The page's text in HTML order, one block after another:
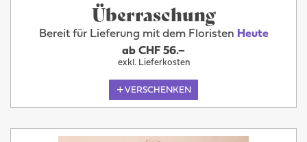
Überraschung
Bereit für Lieferung mit dem Floristen Heute
ab CHF 56.–
exkl. Lieferkosten
VERSCHENKEN